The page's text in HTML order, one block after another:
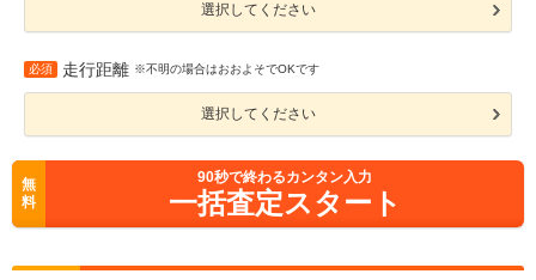
選択してください
必須 走行距離 ※不明の場合はおおよそでOKです
選択してください
無
料
90秒で終わるカンタン入力
一括査定スタート